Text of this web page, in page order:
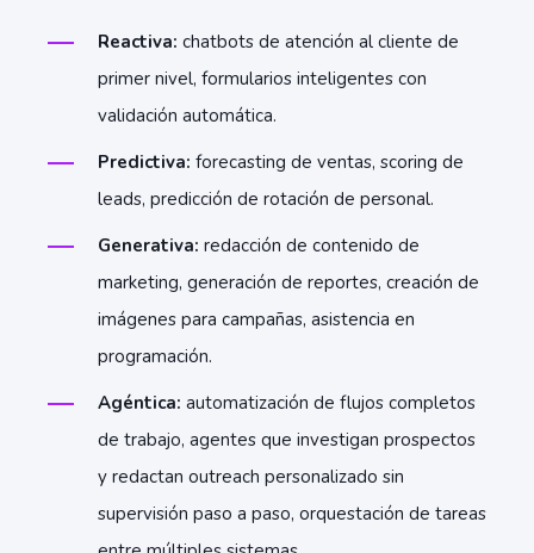
Reactiva: chatbots de atención al cliente de
primer nivel, formularios inteligentes con
validación automática.
Predictiva: forecasting de ventas, scoring de
leads, predicción de rotación de personal.
Generativa: redacción de contenido de
marketing, generación de reportes, creación de
imágenes para campañas, asistencia en
programación.
Agéntica: automatización de flujos completos
de trabajo, agentes que investigan prospectos
y redactan outreach personalizado sin
supervisión paso a paso, orquestación de tareas